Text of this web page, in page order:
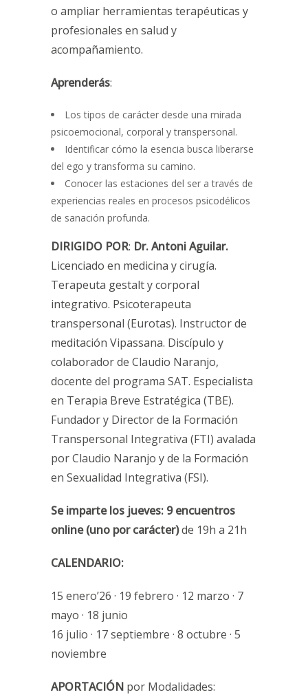
o ampliar herramientas terapéuticas y
profesionales en salud y
acompañamiento.
Aprenderás:
Los tipos de carácter desde una mirada
psicoemocional, corporal y transpersonal.
Identificar cómo la esencia busca liberarse
del ego y transforma su camino.
Conocer las estaciones del ser a través de
experiencias reales en procesos psicodélicos
de sanación profunda.
DIRIGIDO POR: Dr. Antoni Aguilar.
Licenciado en medicina y cirugía.
Terapeuta gestalt y corporal
integrativo. Psicoterapeuta
transpersonal (Eurotas). Instructor de
meditación Vipassana. Discípulo y
colaborador de Claudio Naranjo,
docente del programa SAT. Especialista
en Terapia Breve Estratégica (TBE).
Fundador y Director de la Formación
Transpersonal Integrativa (FTI) avalada
por Claudio Naranjo y de la Formación
en Sexualidad Integrativa (FSI).
Se imparte los jueves: 9 encuentros
online (uno por carácter)de 19h a 21h
CALENDARIO:
15 enero’26 · 19 febrero · 12 marzo · 7
mayo · 18 junio
16 julio · 17 septiembre · 8 octubre · 5
noviembre
APORTACIÓN por Modalidades: